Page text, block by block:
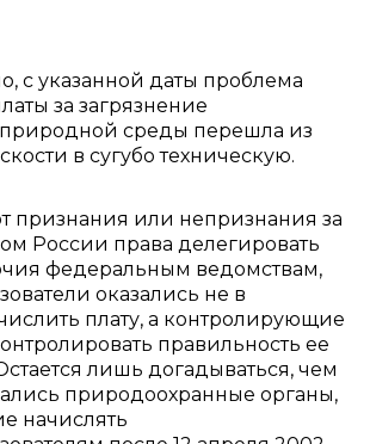
с указанной даты проблема
за загрязнение
среды перешла из
в сугубо техническую.
признания или непризнания за
России права делегировать
федеральным ведомствам,
оказались не в
плату, а контролирующие
правильность ее
лишь догадываться, чем
природоохранные органы,
начислять